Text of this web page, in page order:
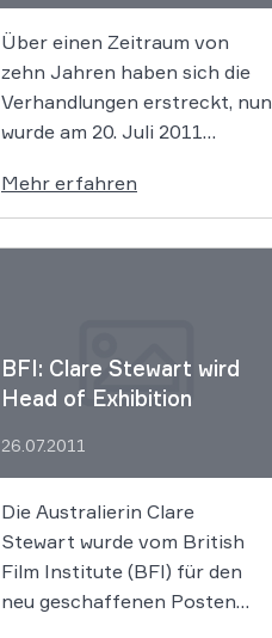
stehe das Kartellamt
Fusionen […]
Über einen Zeitraum von
zehn Jahren haben sich die
Verhandlungen erstreckt, nun
wurde am 20. Juli 2011
Koproduktionsabkommen
zwischen Deutschland und
Russland unterschrieben.
Mehr erfahren
BFI: Clare Stewart wird
Head of Exhibition
26.07.2011
Die Australierin Clare
Stewart wurde vom British
Film Institute (BFI) für den
neu geschaffenen Posten